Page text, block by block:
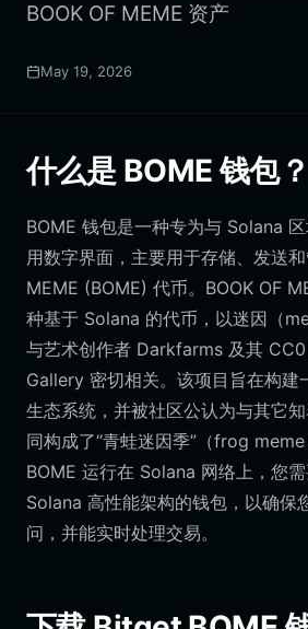
BOOK OF MEME 资产
May 19, 2026
什么是 BOME 钱包？
BOME 钱包是一种专为与 Solana
用数字界面，主要用于存储、发送
MEME (BOME) 代币。BOOK OF
种基于 Solana 的代币，以迷因（
与艺术创作者 Darkfarms 及其
Gallery 密切相关。该项目旨在构建
生态系统，并被社区公认为与其它
同构成了“青蛙迷因季”（frog
BOME 运行在 Solana 网络上，您
Solana 高性能架构的钱包，以确保
问，并能实时处理交易。